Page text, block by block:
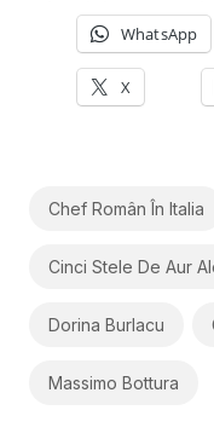
WhatsApp
X
Chef Român În Italia
Cinci Stele De Aur
Dorina Burlacu
Massimo Bottura